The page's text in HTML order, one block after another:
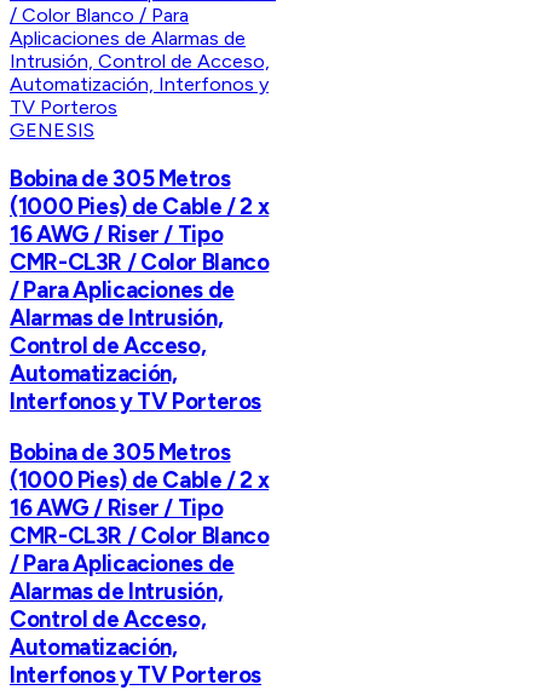
GENESIS
Bobina de 305 Metros
(1000 Pies) de Cable / 2 x
16 AWG / Riser / Tipo
CMR-CL3R / Color Blanco
/ Para Aplicaciones de
Alarmas de Intrusión,
Control de Acceso,
Automatización,
Interfonos y TV Porteros
Bobina de 305 Metros
(1000 Pies) de Cable / 2 x
16 AWG / Riser / Tipo
CMR-CL3R / Color Blanco
/ Para Aplicaciones de
Alarmas de Intrusión,
Control de Acceso,
Automatización,
Interfonos y TV Porteros